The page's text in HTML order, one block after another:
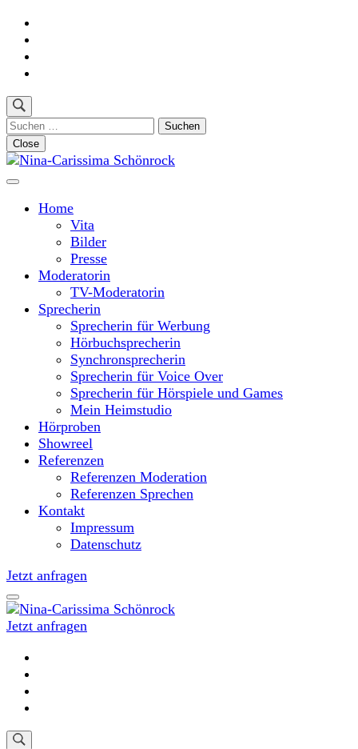
Skip
content
(Press
Suchen
nach:
Close
Nina-Carissima Schönrock
Home
Vita
Bilder
Presse
Moderatorin
TV-Moderatorin
Sprecherin
Sprecherin für Werbung
Hörbuchsprecherin
Synchronsprecherin
Sprecherin für Voice Over
Sprecherin für Hörspiele und Games
Mein Heimstudio
Hörproben
Showreel
Referenzen
Referenzen Moderation
Referenzen Sprechen
Kontakt
Impressum
Datenschutz
Jetzt anfragen
Nina-Carissima Schönrock
Jetzt anfragen